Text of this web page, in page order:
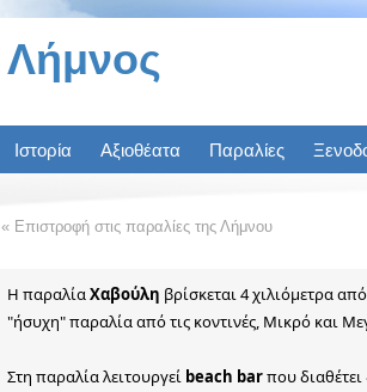
« Επιστροφή στις παραλίες της Λήμνου
Η παραλίαΧαβούλη βρίσκεται 4 χιλιόμετρα
"ήσυχη" παραλία από τις κοντινές, Μικρό και
Στη παραλία λειτουργεί beach barπου